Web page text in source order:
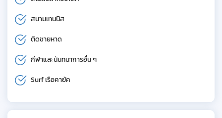
สนามเทนนิส
ติดชายหาด
กีฬาและนันทนาการอื่น ๆ
Surf เรือคายัค